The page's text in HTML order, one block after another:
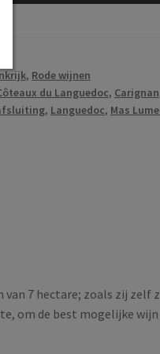
, Rode wijnen
du Languedoc, Carignan
, Languedoc, Mas
van 7 hectare; zoals zij zelf
om de best mogelijke